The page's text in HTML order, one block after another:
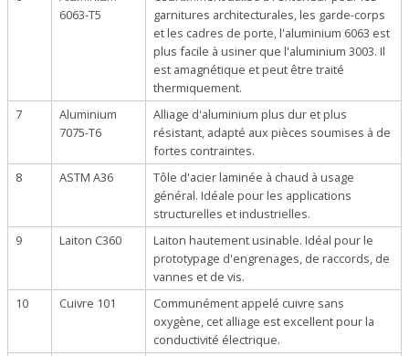
6063-T5
garnitures architecturales, les garde-corps
et les cadres de porte, l'aluminium 6063 est
plus facile à usiner que l'aluminium 3003. Il
est amagnétique et peut être traité
thermiquement.
7
Aluminium
7075-T6
Alliage d'aluminium plus dur et plus
résistant, adapté aux pièces soumises à de
fortes contraintes.
8
ASTM A36
Tôle d'acier laminée à chaud à usage
général. Idéale pour les applications
structurelles et industrielles.
9
Laiton C360
Laiton hautement usinable. Idéal pour le
prototypage d'engrenages, de raccords, de
vannes et de vis.
10
Cuivre 101
Communément appelé cuivre sans
oxygène, cet alliage est excellent pour la
conductivité électrique.